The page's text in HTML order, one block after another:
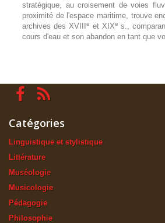
stratégique, au croisement de voies
proximité de l'espace maritime, trouve
archives des XVIII
e et XIXe s.,
cours d'eau et son abandon en tant que
Catégories
Linguistique et stylistique
Littérature
Muséologie
Musicologie
Pédagogie
Philosophie